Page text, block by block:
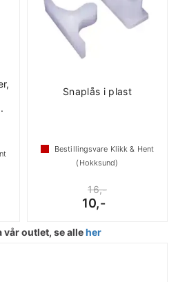
Snaplås i plast
Bestillingsvare Klikk & Hent
(Hokksund)
16,-
10,-
vår outlet, se alleher